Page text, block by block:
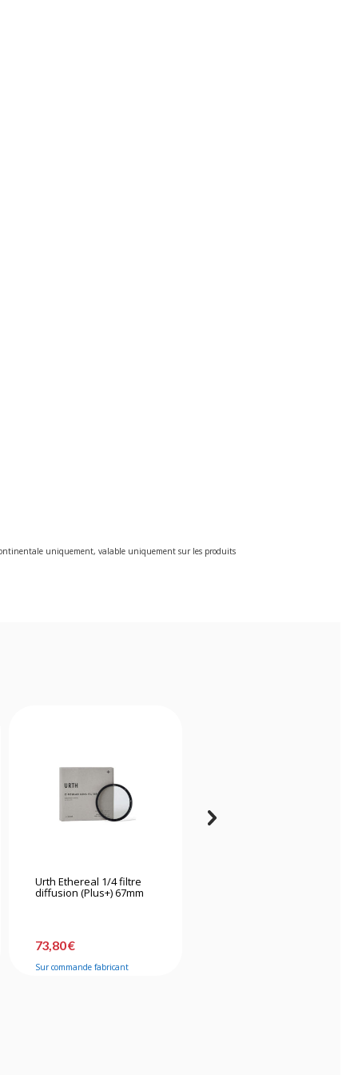
uniquement, valable uniquement sur les produits
Urth Ethereal 1/4 filtre
diffusion (Plus+) 67mm
73,80 €
Sur commande fabricant